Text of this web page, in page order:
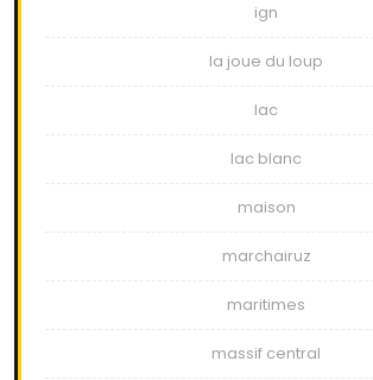
ign
la joue du loup
lac
lac blanc
maison
marchairuz
maritimes
massif central